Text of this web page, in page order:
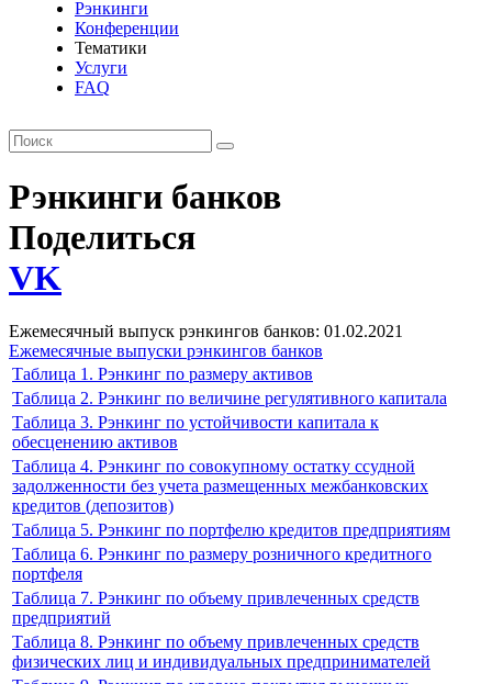
Рэнкинги
Конференции
Тематики
Услуги
FAQ
Рэнкинги банков
Поделиться
VK
Ежемесячный выпуск рэнкингов банков: 01.02.2021
Ежемесячные выпуски рэнкингов банков
Таблица 1. Рэнкинг по размеру активов
Таблица 2. Рэнкинг по величине регулятивного капитала
Таблица 3. Рэнкинг по устойчивости капитала к
обесценению активов
Таблица 4. Рэнкинг по совокупному остатку ссудной
задолженности без учета размещенных межбанковских
кредитов (депозитов)
Таблица 5. Рэнкинг по портфелю кредитов предприятиям
Таблица 6. Рэнкинг по размеру розничного кредитного
портфеля
Таблица 7. Рэнкинг по объему привлеченных средств
предприятий
Таблица 8. Рэнкинг по объему привлеченных средств
физических лиц и индивидуальных предпринимателей